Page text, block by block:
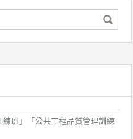
班」「公共工程品質管理訓練